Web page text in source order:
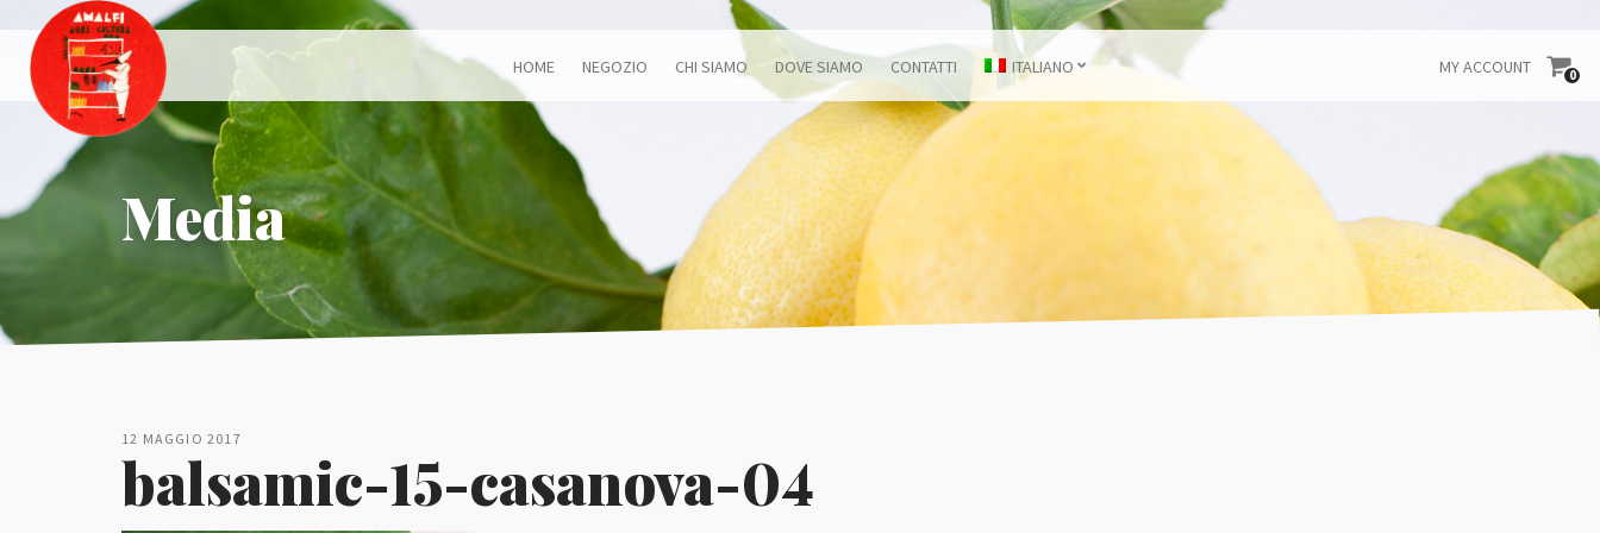
HOME NEGOZIO CHI SIAMO DOVE SIAMO CONTATTI ITALIANO MY ACCOUNT 0
Media
12 MAGGIO 2017
balsamic-15-casanova-04